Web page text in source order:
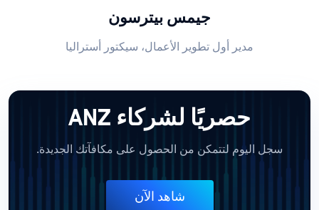
جيمس بيترسون
مدير أول تطوير الأعمال، سيكتور أستراليا
حصريًا لشركاء ANZ
سجل اليوم لتتمكن من الحصول على مكافآتك الجديدة.
شاهد الآن